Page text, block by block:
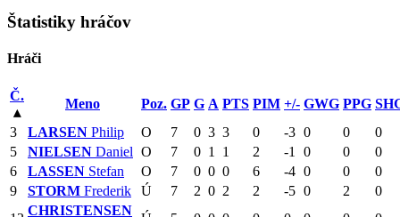
Štatistiky hráčov
Hráči
Č.
▴
Meno Poz. GP G A PTS PIM +/- GWG PPG
3
LARSEN Philip O 7 0 3 3 0 -3 0 0
0
5
NIELSEN Daniel O 7 0 1 1 2 -1 0 0
0
6
LASSEN Stefan O 7 0 0 0 6 -4 0 0
0
9
STORM Frederik Ú 7 2 0 2 2 -5 0 2
0
CHRISTENSEN